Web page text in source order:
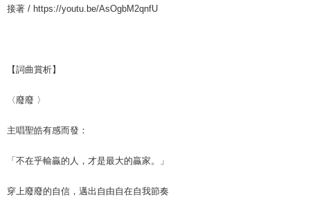
接著 / https://youtu.be/AsOgbM2qnfU
【詞曲賞析】
〈廢廢 〉
主唱聖皓有感而發：
「不在乎輸贏的人，才是最大的贏家。」
穿上廢廢的自信，邁出自由自在自我節奏